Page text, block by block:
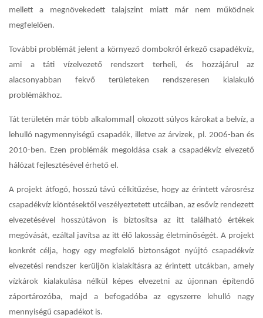
mellett a megnövekedett talajszint miatt már nem működnek
megfelelően.
További problémát jelent a környező dombokról érkező csapadékvíz,
ami a táti vízelvezető rendszert terheli, és hozzájárul az
alacsonyabban fekvő területeken rendszeresen kialakuló
problémákhoz.
Tát területén már több alkalommal| okozott súlyos károkat a belvíz, a
lehulló nagymennyiségű csapadék, illetve az árvizek, pl. 2006-ban és
2010-ben. Ezen problémák megoldása csak a csapadékvíz elvezető
hálózat fejlesztésével érhető el.
A projekt átfogó, hosszú távú célkitűzése, hogy az érintett városrész
csapadékvíz kiöntésektől veszélyeztetett utcáiban, az esővíz rendezett
elvezetésével hosszútávon is biztosítsa az itt található értékek
megóvását, ezáltal javítsa az itt élő lakosság életminőségét. A projekt
konkrét célja, hogy egy megfelelő biztonságot nyújtó csapadékvíz
elvezetési rendszer kerüljön kialakításra az érintett utcákban, amely
vízkárok kialakulása nélkül képes elvezetni az újonnan építendő
záportározóba, majd a befogadóba az egyszerre lehulló nagy
mennyiségű csapadékot is.